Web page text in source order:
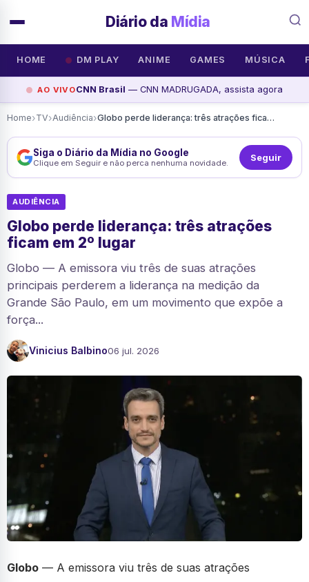
Diário da Mídia
HOME DM PLAY ANIME GAMES MÚSICA
AO VIVOCNN Brasil — CNN MADRUGADA, assista agora
Home›TV›Audiência› Globo perde liderança: três atrações ficam em 2º lugar
Siga o Diário da Mídia no Google
Clique em Seguir e não perca nenhuma novidade. Seguir
AUDIÊNCIA
Globo perde liderança: três atrações
ficam em 2º lugar
Globo — A emissora viu três de suas atrações
principais perderem a liderança na medição da
Grande São Paulo, em um movimento que expõe a
força...
Vinicius Balbino06 jul. 2026
Globo — A emissora viu três de suas atrações